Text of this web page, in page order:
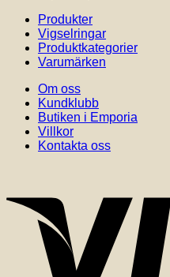
Produkter
Vigselringar
Produktkategorier
Varumärken
Om oss
Kundklubb
Butiken i Emporia
Villkor
Kontakta oss